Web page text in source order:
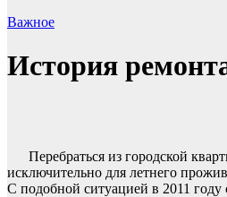
Важное
История
Перебраться из городской
исключительно для летнего
С подобной ситуацией в 2011